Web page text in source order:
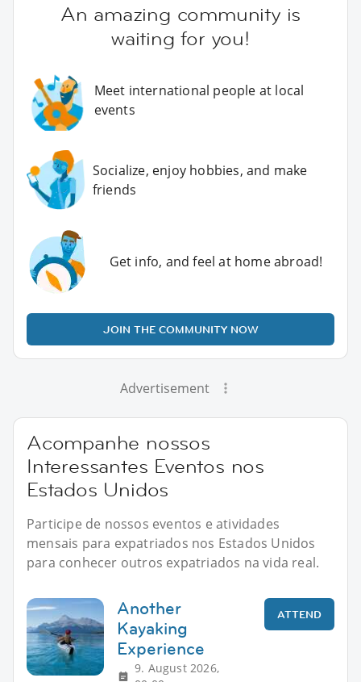
An amazing community is
waiting for you!
Meet international people at local
events
Socialize, enjoy hobbies, and make
friends
Get info, and feel at home abroad!
JOIN THE COMMUNITY NOW
Advertisement
Acompanhe nossos
Interessantes Eventos nos
Estados Unidos
Participe de nossos eventos e atividades
mensais para expatriados nos Estados Unidos
para conhecer outros expatriados na vida real.
Another
Kayaking
Experience
9. August 2026,
ATTEND